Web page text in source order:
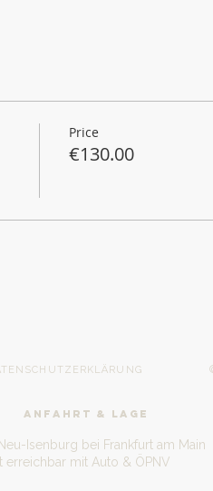
Price
€130.00
© 2026
Isenburg bei Frankfurt am Main
erreichbar mit Auto & ÖPNV
ANFAHRT & LAGE